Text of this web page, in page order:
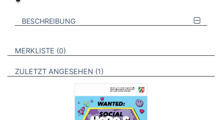
BESCHREIBUNG
VERWEISE AUF VERMERKTE- ODER ZULETZT ANGESEHENE
MERKLISTE 0 BROSCHÜREN
ZULETZT ANGESEHEN 1 BROSCHÜREN